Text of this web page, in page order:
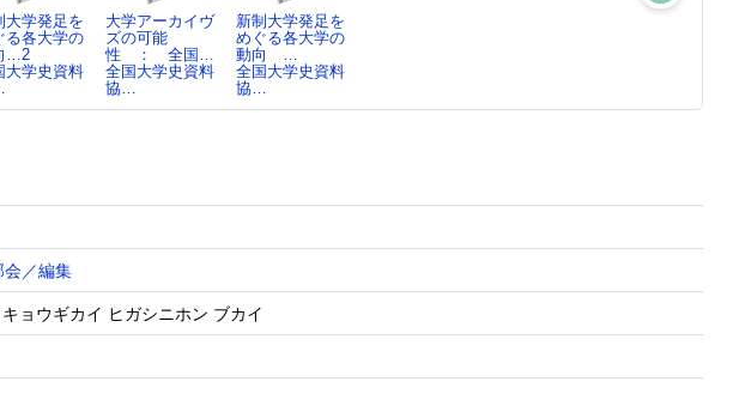
大学発足を
る各大学の
…2
大学史資料
大学アーカイヴ
ズの可能
性 ： 全国…
全国大学史資料
協…
新制大学発足を
めぐる各大学の
動向 …
全国大学史資料
協…
会／編集
ョウギカイ ヒガシニホン ブカイ